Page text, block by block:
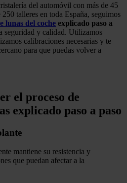
del automóvil con más de 45
talleres en toda España, seguimos
lunas del coche explicado paso a
seguridad y calidad. Utilizamos
calibraciones necesarias y te
para que puedas volver a
el proceso de
explicado paso a paso
mantiene su resistencia y
que puedan afectar a la